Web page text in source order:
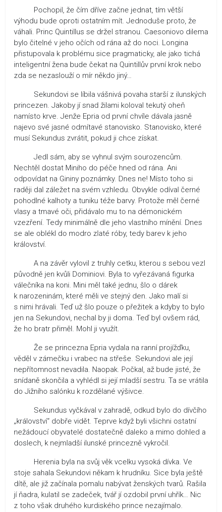
Pochopil, že čím dříve začne jednat, tím větší
výhodu bude oproti ostatním mít. Jednoduše proto, že
váhali. Princ Quintillus se držel stranou. Caesoniovo dilema
bylo čitelné v jeho očích od rána až do noci. Longina
přistupovala k problému sice pragmaticky, ale jako tichá
inteligentní žena bude čekat na Quintillův první krok nebo
zda se nezaslouží o mír někdo jiný…
Sekundovi se líbila vášnivá povaha starší z ilunských
princezen. Jakoby jí snad žilami koloval tekutý oheň
namísto krve. Jenže Epria od první chvíle dávala jasně
najevo své jasné odmítavé stanovisko. Stanovisko, které
musí Sekundus zvrátit, pokud ji chce získat.
Jedl sám, aby se vyhnul svým sourozencům.
Nechtěl dostat Miniho do péče hned od rána. Ani
odpovídat na Gininy poznámky. Dnes ne! Místo toho si
raději dal záležet na svém vzhledu. Obvykle odíval černé
pohodlné kalhoty a tuniku téže barvy. Protože měl černé
vlasy a tmavé oči, přidávalo mu to na démonickém
vzezření. Tedy minimálně dle jeho vlastního mínění. Dnes
se ale oblékl do modro zlaté róby, tedy barev k jeho
království.
A na závěr vylovil z truhly cetku, kterou s sebou vezl
původně jen kvůli Dominiovi. Byla to vyřezávaná figurka
válečníka na koni. Mini měl také jednu, šlo o dárek
k narozeninám, které měli ve stejný den. Jako malí si
s nimi hrávali. Teď už šlo pouze o přežitek a kdyby to bylo
jen na Sekundovi, nechal by ji doma. Teď byl ovšem rád,
že ho bratr přiměl. Mohl ji využít.
Že se princezna Epria vydala na ranní projížďku,
věděl v zámečku i vrabec na střeše. Sekundovi ale její
nepřítomnost nevadila. Naopak. Počkal, až bude jisté, že
snídaně skončila a vyhlédl si její mladší sestru. Ta se vrátila
do Jižního salónku k rozdělané výšivce.
Sekundus vyčkával v zahradě, odkud bylo do dívčího
„království“ dobře vidět. Teprve když byli všichni ostatní
nežádoucí obyvatelé dostatečně daleko a mimo dohled a
doslech, k nejmladší ilunské princezně vykročil.
Herenia byla na svůj věk vcelku vysoká dívka. Ve
stoje sahala Sekundovi někam k hrudníku. Sice byla ještě
dítě, ale již začínala pomalu nabývat ženských tvarů. Rašila
jí ňadra, kulatil se zadeček, tvář jí ozdobil první uhřík… Nic
z toho však druhého kurdiského prince nezajímalo.